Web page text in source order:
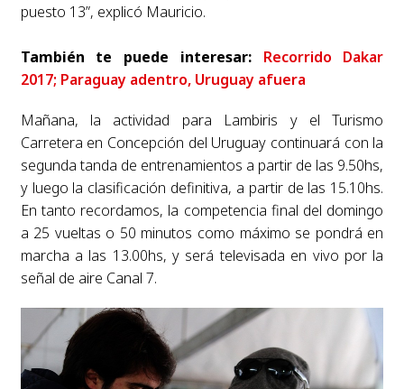
puesto 13”, explicó Mauricio.
También te puede interesar:Recorrido Dakar
2017; Paraguay adentro, Uruguay afuera
Mañana, la actividad para Lambiris y el Turismo
Carretera en Concepción del Uruguay continuará con la
segunda tanda de entrenamientos a partir de las 9.50hs,
y luego la clasificación definitiva, a partir de las 15.10hs.
En tanto recordamos, la competencia final del domingo
a 25 vueltas o 50 minutos como máximo se pondrá en
marcha a las 13.00hs, y será televisada en vivo por la
señal de aire Canal 7.